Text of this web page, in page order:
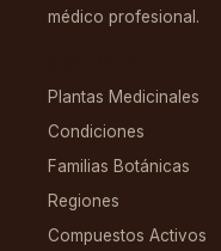
médico profesional.
Plantas Medicinales
Condiciones
Familias Botánicas
Regiones
Compuestos Activos